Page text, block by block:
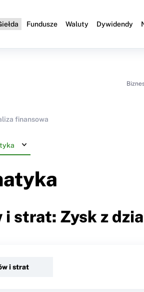
Fundusze Waluty Dywidendy
finansowa
i strat: Zysk z
i strat